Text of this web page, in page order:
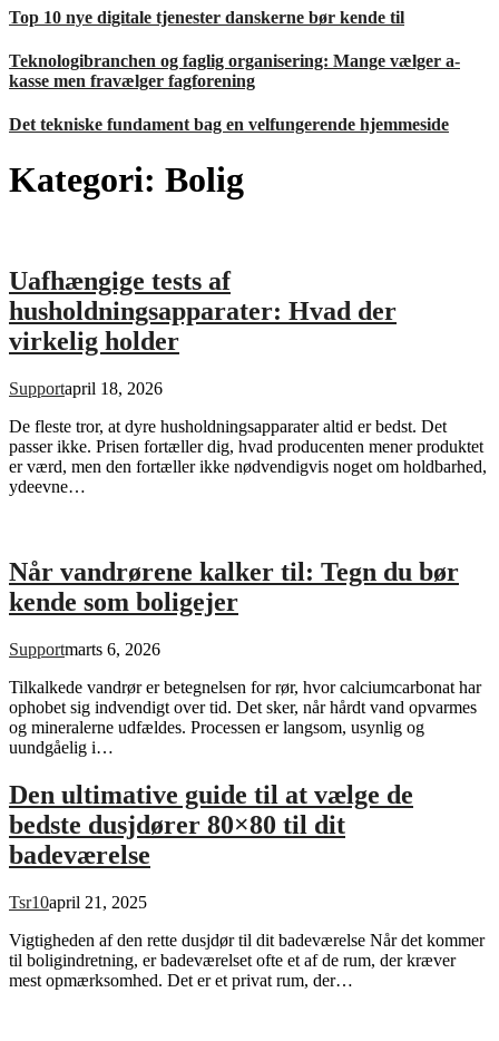
Top 10 nye digitale tjenester danskerne bør kende til
Teknologibranchen og faglig organisering: Mange vælger a-
kasse men fravælger fagforening
Det tekniske fundament bag en velfungerende hjemmeside
Kategori: Bolig
Uafhængige tests af
husholdningsapparater: Hvad der
virkelig holder
Supportapril 18, 2026
De fleste tror, at dyre husholdningsapparater altid er bedst. Det
passer ikke. Prisen fortæller dig, hvad producenten mener produktet
er værd, men den fortæller ikke nødvendigvis noget om holdbarhed,
ydeevne…
Når vandrørene kalker til: Tegn du bør
kende som boligejer
Supportmarts 6, 2026
Tilkalkede vandrør er betegnelsen for rør, hvor calciumcarbonat har
ophobet sig indvendigt over tid. Det sker, når hårdt vand opvarmes
og mineralerne udfældes. Processen er langsom, usynlig og
uundgåelig i…
Den ultimative guide til at vælge de
bedste dusjdører 80×80 til dit
badeværelse
Tsr10april 21, 2025
Vigtigheden af den rette dusjdør til dit badeværelse Når det kommer
til boligindretning, er badeværelset ofte et af de rum, der kræver
mest opmærksomhed. Det er et privat rum, der…